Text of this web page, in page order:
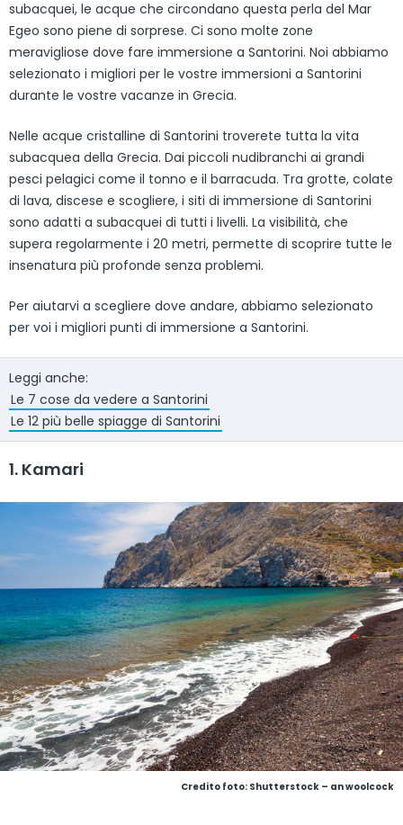
subacquei, le acque che circondano questa perla del Mar
Egeo sono piene di sorprese. Ci sono molte zone
meravigliose dove fare immersione a Santorini. Noi abbiamo
selezionato i migliori per le vostre immersioni a Santorini
durante le vostre vacanze in Grecia.
Nelle acque cristalline di Santorini troverete tutta la vita
subacquea della Grecia. Dai piccoli nudibranchi ai grandi
pesci pelagici come il tonno e il barracuda. Tra grotte, colate
di lava, discese e scogliere, i siti di immersione di Santorini
sono adatti a subacquei di tutti i livelli. La visibilità, che
supera regolarmente i 20 metri, permette di scoprire tutte le
insenatura più profonde senza problemi.
Per aiutarvi a scegliere dove andare, abbiamo selezionato
per voi i migliori punti di immersione a Santorini.
Leggi anche:
Le 7 cose da vedere a Santorini
Le 12 più belle spiagge di Santorini
1. Kamari
Credito foto: Shutterstock – an woolcock